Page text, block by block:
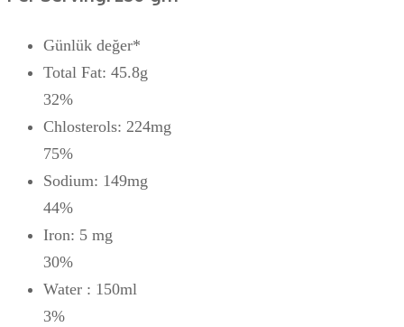
Günlük değer*
Total Fat: 45.8g
32%
Chlosterols: 224mg
75%
Sodium: 149mg
44%
Iron: 5 mg
30%
Water : 150ml
3%